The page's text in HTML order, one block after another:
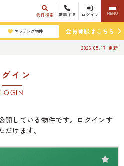
物件検索 電話する ログイン MENU
マッチング物件
会員登録はこちら
2026.05.17 更新
グイン
LOGIN
開している物件です。ログインす
けます。